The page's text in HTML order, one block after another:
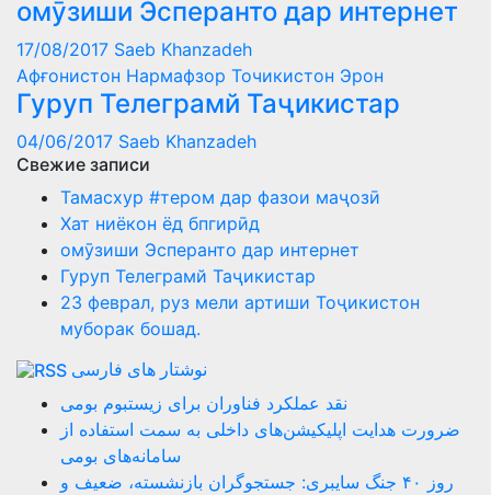
омӯзиши Эсперанто дар интернет
17/08/2017 Saeb Khanzadeh
Афғонистон Нармафзор Точикистон Эрон
Гуруп Телеграмй Таҷикистар
04/06/2017 Saeb Khanzadeh
Свежие записи
Тамасхур #тером дар фазои маҷозӣ
Хат ниёкон ёд бпгирӣд
омӯзиши Эсперанто дар интернет
Гуруп Телеграмй Таҷикистар
23 феврал, руз мели артиши Тоҷикистон
муборак бошад.
نوشتار های فارسی
نقد عملکرد فناوران برای زیستبوم بومی
ضرورت هدایت اپلیکیشن‌های داخلی به سمت استفاده از
سامانه‌های بومی
روز ۴۰ جنگ سایبری: جستجوگران بازنشسته، ضعیف و